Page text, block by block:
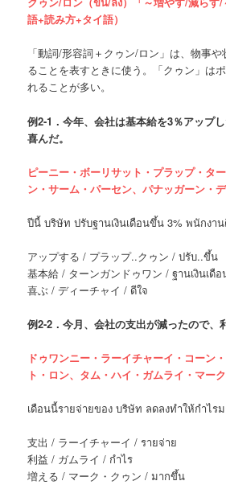
語+読み方+タイ語）
「動詞/形容詞＋クゥン/ロン」は、物事
ることを表すときに使う。「クゥン」は
れることが多い。
例2-1．今年、会社は基本給を3％アップ
喜んだ。
ピーニー・ボーリサット・プラップ・タ
ン・サーム・パーセン、パナッガーン・
ปีนี้ บริษัท ปรับฐานเงินเดือนขึ้น 3% พนักงา
アップする / プラップ..クゥン / ปรับ..ขึ้น
基本給 / ターンガンドゥワン / ฐานเงินเดือ
喜ぶ / ディーチャイ / ดีใจ
例2-2．今月、会社の支出が減ったので、
ドゥワンニー・ラーイチャーイ・コーン
ト・ロン、タム・ハイ・ガムライ・マーク
เดือนนี้รายจ่ายของ บริษัท ลดลงทำให้กำไร
支出 / ラーイチャーイ / รายจ่าย
利益 / ガムライ / กำไร
増える / マーク・クゥン / มากขึ้น